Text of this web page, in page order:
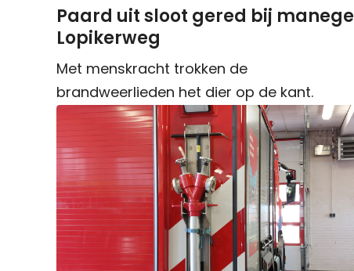
Paard uit sloot gered bij manege
Lopikerweg
Met menskracht trokken de
brandweerlieden het dier op de kant.